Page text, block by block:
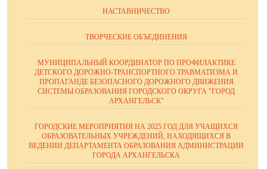
НАСТАВНИЧЕСТВО
ТВОРЧЕСКИЕ ОБЪЕДИНЕНИЯ
МУНИЦИПАЛЬНЫЙ КООРДИНАТОР ПО ПРОФИЛАКТИКЕ
ДЕТСКОГО ДОРОЖНО-ТРАНСПОРТНОГО ТРАВМАТИЗМА И
ПРОПАГАНДЕ БЕЗОПАСНОГО ДОРОЖНОГО ДВИЖЕНИЯ
СИСТЕМЫ ОБРАЗОВАНИЯ ГОРОДСКОГО ОКРУГА "ГОРОД
АРХАНГЕЛЬСК"
ГОРОДСКИЕ МЕРОПРИЯТИЯ НА 2025 ГОД ДЛЯ УЧАЩИХСЯ
ОБРАЗОВАТЕЛЬНЫХ УЧРЕЖДЕНИЙ, НАХОДЯЩИХСЯ В
ВЕДЕНИИ ДЕПАРТАМЕНТА ОБРАЗОВАНИЯ АДМИНИСТРАЦИИ
ГОРОДА АРХАНГЕЛЬСКА